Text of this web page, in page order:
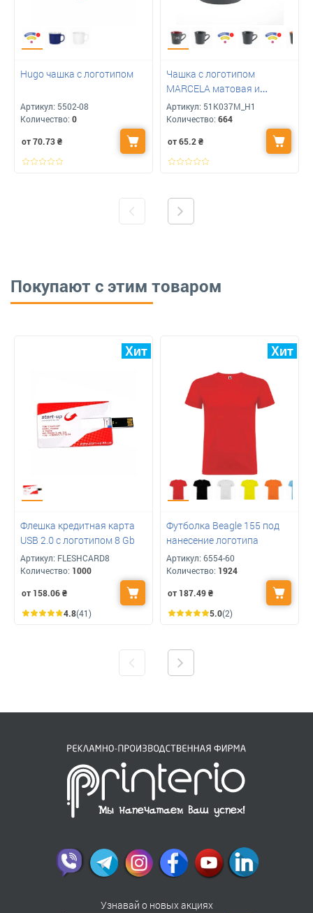
Hugo чашка с логотипом
Артикул: 5502-08
Количество: 0
от 70.73₴
Чашка с логотипом
MARCELA матовая и
глянцевая внутри, 360 мл
Артикул: 51K037M_H1
Количество: 664
от 65.2₴
Покупают с этим товаром
Флешка кредитная карта
USB 2.0 с логотипом 8 Gb
Артикул: FLESHCARD8
Количество: 1000
от 158.06₴
4.8(41)
Футболка Beagle 155 под
нанесение логотипа
Артикул: 6554-60
Количество: 1924
от 187.49₴
5.0(2)
Узнавай о новых акциях